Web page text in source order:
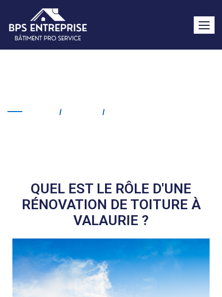
QUEL EST LE RÔLE D'UNE
RÉNOVATION DE TOITURE À
VALAURIE ?